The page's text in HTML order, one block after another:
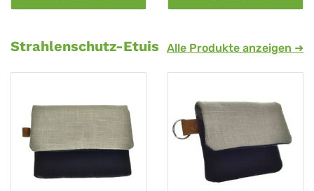
Strahlenschutz-Etuis Alle Produkte anzeigen ➜